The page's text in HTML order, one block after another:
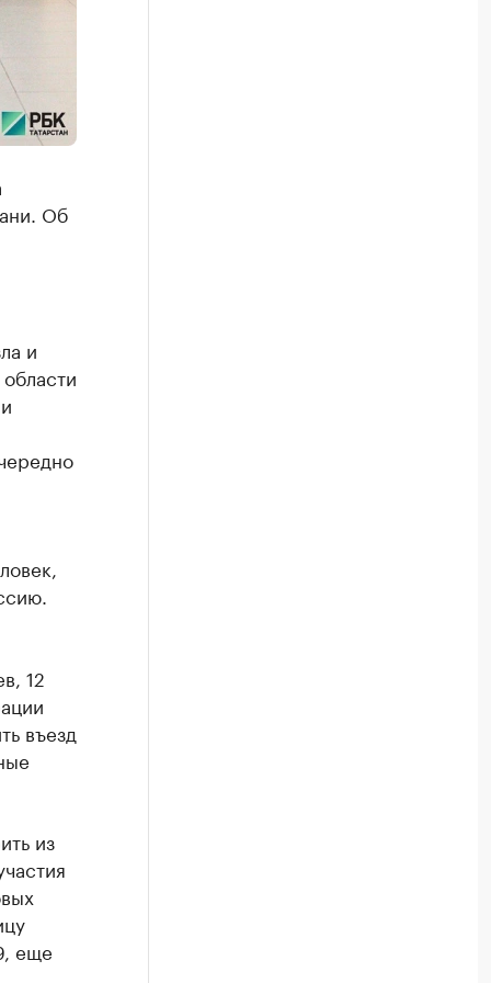
Об
и
12
въезд
из
еще